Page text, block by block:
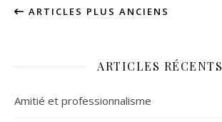
ARTICLES PLUS ANCIENS
ARTICLES RÉCENTS
Amitié et professionnalisme